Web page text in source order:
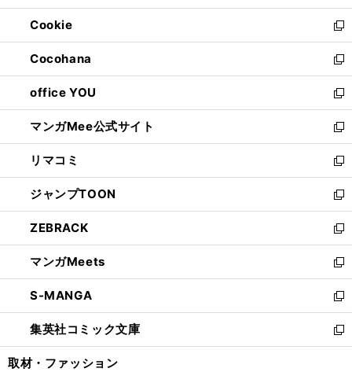
開
く
ウ
で
開
く
ン
ド
ウ
で
開
く
ウ
ィ
ン
ド
ウ
で
開
く
Cookie
新
し
い
ウ
ィ
ン
ド
ウ
で
開
く
Cocohana
新
し
い
ウ
ィ
ン
ド
ウ
で
開
く
office YOU
新
し
い
ウ
ィ
ン
ド
ウ
で
開
く
マンガMee公式サイト
新
し
い
ウ
ィ
ン
ド
ウ
で
開
く
リマコミ
新
し
い
ウ
ィ
ン
ド
ウ
で
開
く
ジャンプTOON
新
し
い
ウ
ィ
ン
ド
ウ
で
開
ZEBRACK
新
し
い
ウ
ィ
ン
ド
ウ
マンガMeets
新
し
い
ウ
ィ
ン
S-MANGA
新
し
い
ウ
集英社コミック文庫
新
し
取材・ファッション